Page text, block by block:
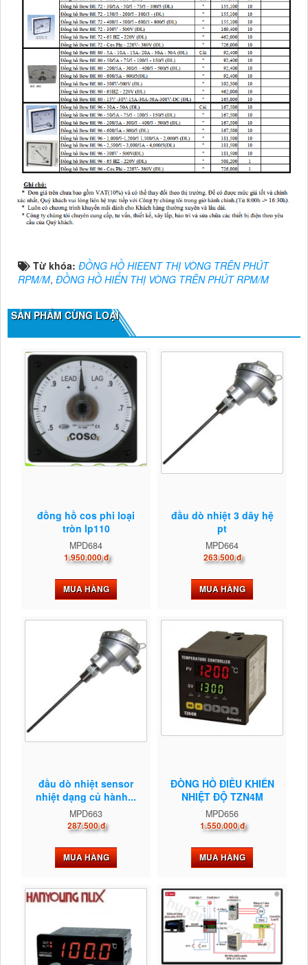
Từ khóa: ĐỒNG HỒ HIEENT THỊ VÒNG TRÊN PHÚT
RPM/M, ĐỒNG HỒ HIỂN THỊ VÒNG TRÊN PHÚT RPM/M
SẢN PHẨM CÙNG LOẠI
đồng hồ cos phi loại
tròn lp110
MPD684
1.950.000 đ
MUA HÀNG
đầu dò nhiệt 3 dây hệ
pt
MPD664
263.500 đ
MUA HÀNG
đầu dò nhiệt sensor
nhiệt dạng củ hành...
MPD663
287.500 đ
MUA HÀNG
ĐÒNG HỒ ĐIỀU KHIỂN
NHIỆT ĐỘ TZN4M
MPD656
1.550.000 đ
MUA HÀNG